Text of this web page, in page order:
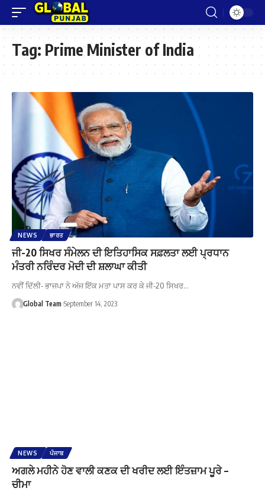
Tag: Prime Minister of India
NEWS ਭਾਰਤ
ਜੀ-20 ਸਿਖਰ ਸੰਮੇਲਨ ਦੀ ਇਤਿਹਾਸਿਕ ਸਫ਼ਲਤਾ ਲਈ ਪ੍ਰਧਾਨ
ਮੰਤਰੀ ਨਰਿੰਦਰ ਮੋਦੀ ਦੀ ਸ਼ਲਾਘਾ ਕੀਤੀ
ਨਵੀਂ ਦਿੱਲੀ- ਭਾਜਪਾ ਨੇ ਅੱਜ ਇੱਕ ਮਤਾ ਪਾਸ ਕਰ ਕੇ ਜੀ-20 ਸਿਖਰ…
Global Team September 14, 2023
NEWS ਪੰਜਾਬ
ਅਗਲੇ ਮਹੀਨੇ ਹੋਣ ਵਾਲੀ ਕਣਕ ਦੀ ਖਰੀਦ ਲਈ ਇੰਤਜ਼ਾਮ ਪੂਰੇ –
ਚੀਮਾ